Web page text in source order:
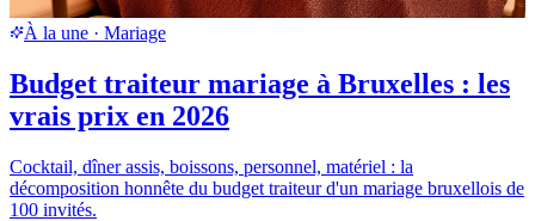
À la une · Mariage
Budget traiteur mariage à Bruxelles : les
vrais prix en 2026
Cocktail, dîner assis, boissons, personnel, matériel : la
décomposition honnête du budget traiteur d'un mariage bruxellois de
100 invités.